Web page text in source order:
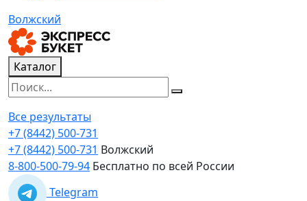
Волжский
Каталог
Все результаты
+7 (8442) 500-731
+7 (8442) 500-731 Волжский
8-800-500-79-94 Бесплатно по всей России
Telegram